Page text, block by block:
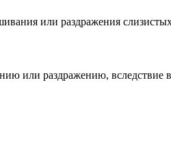
или раздражения
или раздражению, вследствие